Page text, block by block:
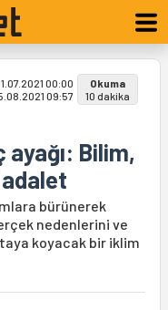
00:00
09:57
Okuma
10 dakika
Bilim,
bürünerek
nedenlerini ve
koyacak bir iklim